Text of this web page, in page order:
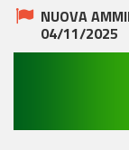
NUOVA
04/11/2025